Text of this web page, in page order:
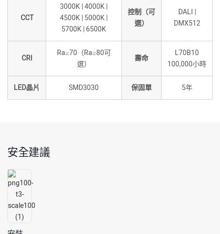
CCT
3000K | 4000K |
4500K | 5000K |
5700K | 6500K
控制（可
選）
DALI |
DMX512
CRI
Ra≥70（Ra≥80可
選）
壽命
L70B10
100,000小時
LED晶片 SMD3030 保固單 5年
安全建議